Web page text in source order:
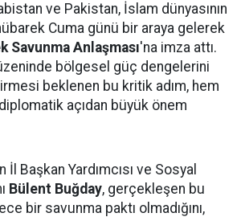
ve Pakistan, İslam dünyasının
Cuma günü bir araya gelerek
Savunma Anlaşması'na imza attı.
bölgesel güç dengelerini
beklenen bu kritik adım, hem
açıdan büyük önem
İl Başkan Yardımcısı ve Sosyal
Bülent Buğday, gerçekleşen bu
bir savunma paktı olmadığını,